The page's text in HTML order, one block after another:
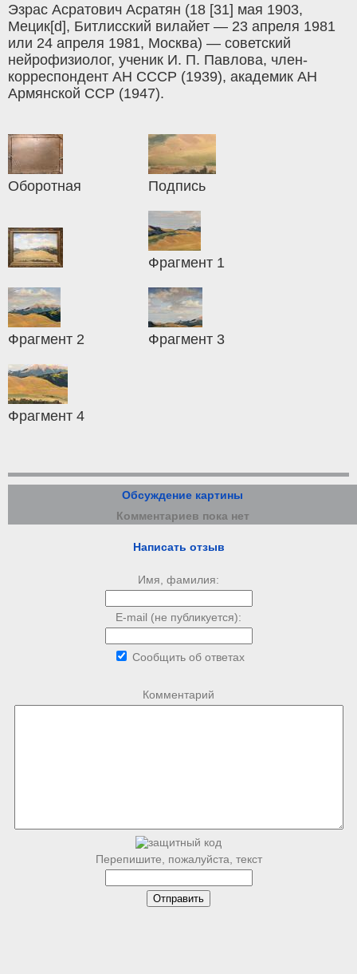
Эзрас Асратович Асратян (18 [31] мая 1903,
Мецик[d], Битлисский вилайет — 23 апреля 1981
или 24 апреля 1981, Москва) — советский
нейрофизиолог, ученик И. П. Павлова, член-
корреспондент АН СССР (1939), академик АН
Армянской ССР (1947).
Оборотная Подпись
Фрагмент 1
Фрагмент 2 Фрагмент 3
Фрагмент 4
Обсуждение картины
Комментариев пока нет
Написать отзыв
Имя, фамилия:
E-mail (не публикуется):
Сообщить об ответах
Комментарий
Перепишите, пожалуйста, текст